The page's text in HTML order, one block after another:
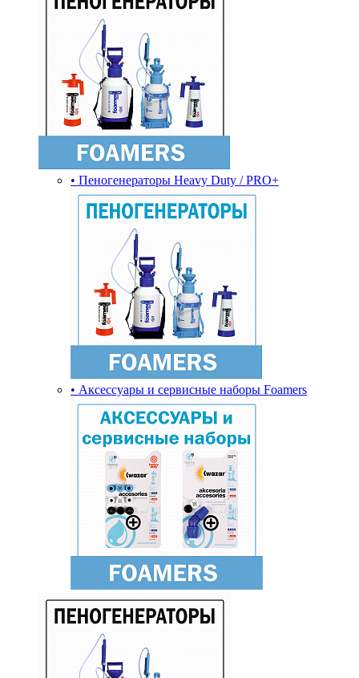
• Пеногенераторы Heavy Duty / PRO+
• Аксессуары и сервисные наборы Foamers